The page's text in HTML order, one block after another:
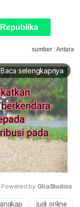
sumber : Antara
Baca selengkapnya
Powered by GliaStudios
judi online